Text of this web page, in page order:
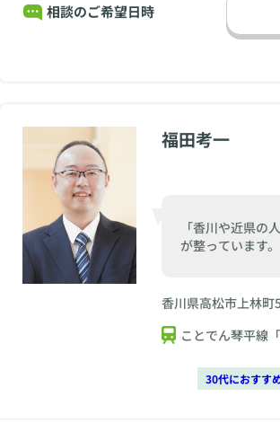
相談のご希望日時
福田考一
「香川や近県の
が整っています。
香川県高松市上林町
ことでん琴平線
30代におすす